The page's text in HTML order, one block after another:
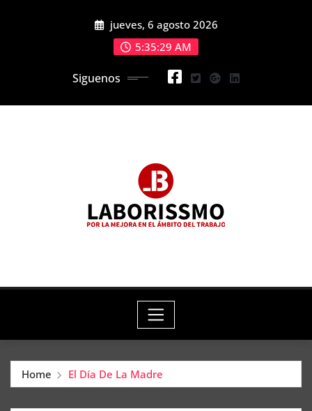
jueves, 6 agosto 2026
5:35:30 AM
Siguenos
Home El Día De La Madre